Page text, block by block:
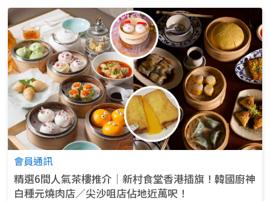
會員通訊
精選6間人氣茶樓推介│新村食堂香港插旗！韓國廚神
白種元燒肉店／尖沙咀店佔地近萬呎！